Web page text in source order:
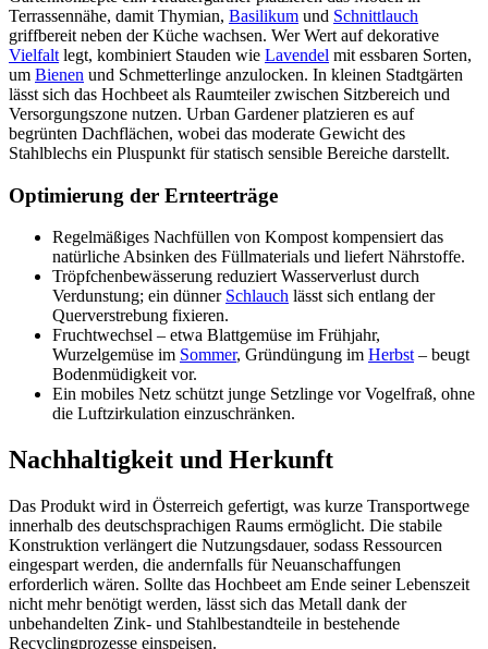
Terrassennähe, damit Thymian, Basilikum und Schnittlauch
griffbereit neben der Küche wachsen. Wer Wert auf dekorative
Vielfalt legt, kombiniert Stauden wie Lavendel mit essbaren Sorten,
um Bienen und Schmetterlinge anzulocken. In kleinen Stadtgärten
lässt sich das Hochbeet als Raumteiler zwischen Sitzbereich und
Versorgungszone nutzen. Urban Gardener platzieren es auf
begrünten Dachflächen, wobei das moderate Gewicht des
Stahlblechs ein Pluspunkt für statisch sensible Bereiche darstellt.
Optimierung der Ernteerträge
Regelmäßiges Nachfüllen von Kompost kompensiert das
natürliche Absinken des Füllmaterials und liefert Nährstoffe.
Tröpfchenbewässerung reduziert Wasserverlust durch
Verdunstung; ein dünner Schlauch lässt sich entlang der
Querverstrebung fixieren.
Fruchtwechsel – etwa Blattgemüse im Frühjahr,
Wurzelgemüse im Sommer, Gründüngung im Herbst – beugt
Bodenmüdigkeit vor.
Ein mobiles Netz schützt junge Setzlinge vor Vogelfraß, ohne
die Luftzirkulation einzuschränken.
Nachhaltigkeit und Herkunft
Das Produkt wird in Österreich gefertigt, was kurze Transportwege
innerhalb des deutschsprachigen Raums ermöglicht. Die stabile
Konstruktion verlängert die Nutzungsdauer, sodass Ressourcen
eingespart werden, die andernfalls für Neuanschaffungen
erforderlich wären. Sollte das Hochbeet am Ende seiner Lebenszeit
nicht mehr benötigt werden, lässt sich das Metall dank der
unbehandelten Zink- und Stahlbestandteile in bestehende
Recyclingprozesse einspeisen.